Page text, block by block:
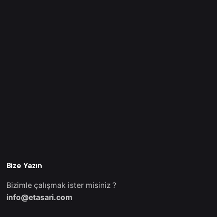
Bize Yazın
Bizimle çalışmak ister misiniz ?
info@etasari.com